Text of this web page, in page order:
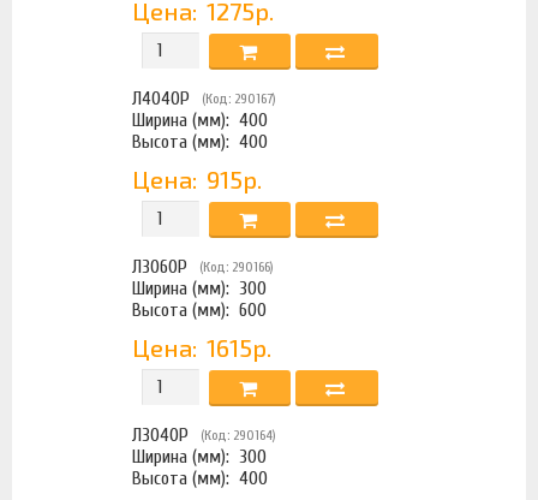
Цена: 1275р.
Л4040Р (Код: 290167)
Ширина (мм): 400
Высота (мм): 400
Цена: 915р.
Л3060Р (Код: 290166)
Ширина (мм): 300
Высота (мм): 600
Цена: 1615р.
Л3040Р (Код: 290164)
Ширина (мм): 300
Высота (мм): 400